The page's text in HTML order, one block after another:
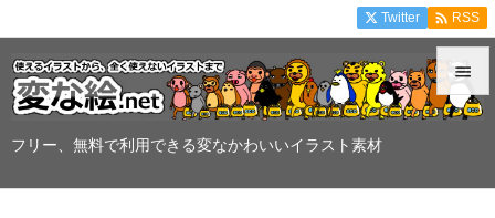
フリー、無料で利用できる変なかわいいイラスト素材


Twitter  RSS